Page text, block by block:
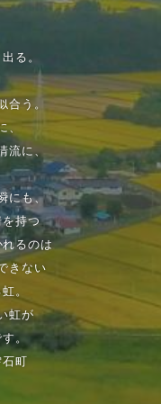
る。
合う。
、
流に、
にも、
を持つ
れるのは
きない
。
虹が
。
町